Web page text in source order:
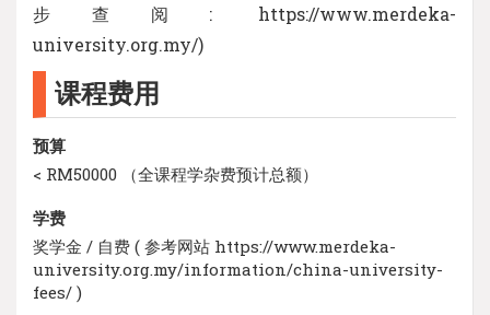
步查阅: https://www.merdeka-
university.org.my/)
课程费用
预算
< RM50000 （全课程学杂费预计总额）
学费
奖学金 / 自费 ( 参考网站 https://www.merdeka-
university.org.my/information/china-university-
fees/ )